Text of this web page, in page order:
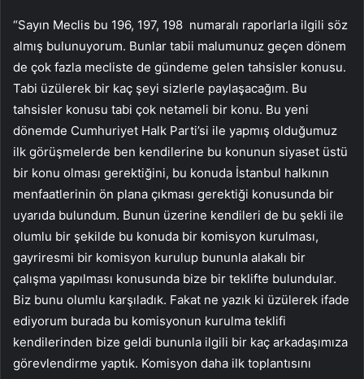
“Sayın Meclis bu 196, 197, 198 numaralı raporlarla ilgili söz
almış bulunuyorum. Bunlar tabii malumunuz geçen dönem
de çok fazla mecliste de gündeme gelen tahsisler konusu.
Tabi üzülerek bir kaç şeyi sizlerle paylaşacağım. Bu
tahsisler konusu tabi çok netameli bir konu. Bu yeni
dönemde Cumhuriyet Halk Parti’si ile yapmış olduğumuz
ilk görüşmelerde ben kendilerine bu konunun siyaset üstü
bir konu olması gerektiğini, bu konuda İstanbul halkının
menfaatlerinin ön plana çıkması gerektiği konusunda bir
uyarıda bulundum. Bunun üzerine kendileri de bu şekli ile
olumlu bir şekilde bu konuda bir komisyon kurulması,
gayriresmi bir komisyon kurulup bununla alakalı bir
çalışma yapılması konusunda bize bir teklifte bulundular.
Biz bunu olumlu karşıladık. Fakat ne yazık ki üzülerek ifade
ediyorum burada bu komisyonun kurulma teklifi
kendilerinden bize geldi bununla ilgili bir kaç arkadaşımıza
görevlendirme yaptık. Komisyon daha ilk toplantısını